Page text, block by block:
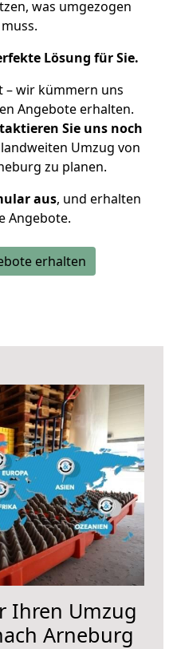
was umgezogen
Lösung für Sie.
– wir kümmern uns
Angebote erhalten.
Sie uns noch
Umzug von
zu planen.
aus, und erhalten
Angebote.
erhalten
Ihren Umzug
Arneburg